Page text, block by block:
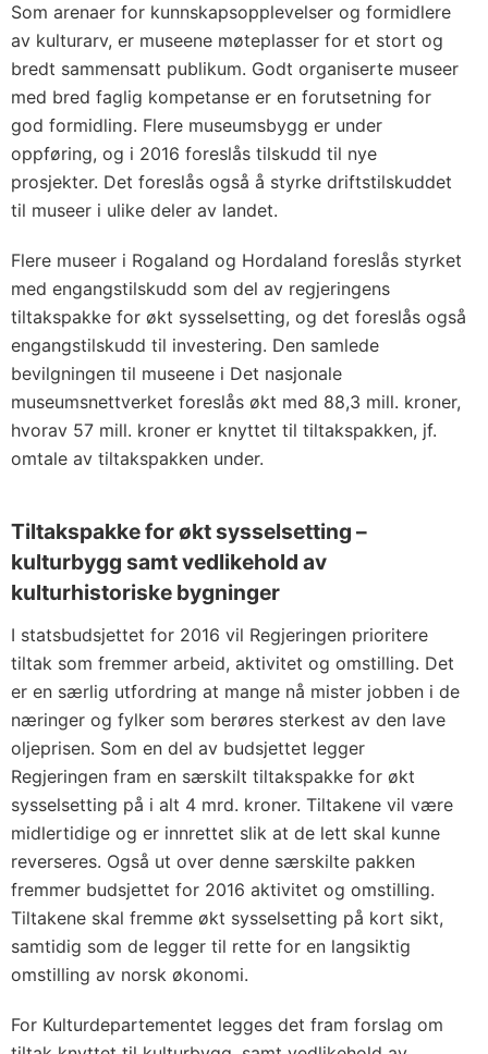
Som arenaer for kunnskapsopplevelser og formidlere
av kulturarv, er museene møteplasser for et stort og
bredt sammensatt publikum. Godt organiserte museer
med bred faglig kompetanse er en forutsetning for
god formidling. Flere museumsbygg er under
oppføring, og i 2016 foreslås tilskudd til nye
prosjekter. Det foreslås også å styrke driftstilskuddet
til museer i ulike deler av landet.
Flere museer i Rogaland og Hordaland foreslås styrket
med engangstilskudd som del av regjeringens
tiltakspakke for økt sysselsetting, og det foreslås også
engangstilskudd til investering. Den samlede
bevilgningen til museene i Det nasjonale
museumsnettverket foreslås økt med 88,3 mill. kroner,
hvorav 57 mill. kroner er knyttet til tiltakspakken, jf.
omtale av tiltakspakken under.
Tiltakspakke for økt sysselsetting –
kulturbygg samt vedlikehold av
kulturhistoriske bygninger
I statsbudsjettet for 2016 vil Regjeringen prioritere
tiltak som fremmer arbeid, aktivitet og omstilling. Det
er en særlig utfordring at mange nå mister jobben i de
næringer og fylker som berøres sterkest av den lave
oljeprisen. Som en del av budsjettet legger
Regjeringen fram en særskilt tiltakspakke for økt
sysselsetting på i alt 4 mrd. kroner. Tiltakene vil være
midlertidige og er innrettet slik at de lett skal kunne
reverseres. Også ut over denne særskilte pakken
fremmer budsjettet for 2016 aktivitet og omstilling.
Tiltakene skal fremme økt sysselsetting på kort sikt,
samtidig som de legger til rette for en langsiktig
omstilling av norsk økonomi.
For Kulturdepartementet legges det fram forslag om